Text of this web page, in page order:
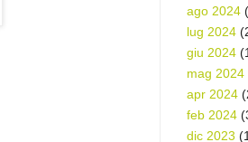
ago 2024
lug 2024
giu 2024
mag 2024
apr 2024
feb 2024
dic 2023